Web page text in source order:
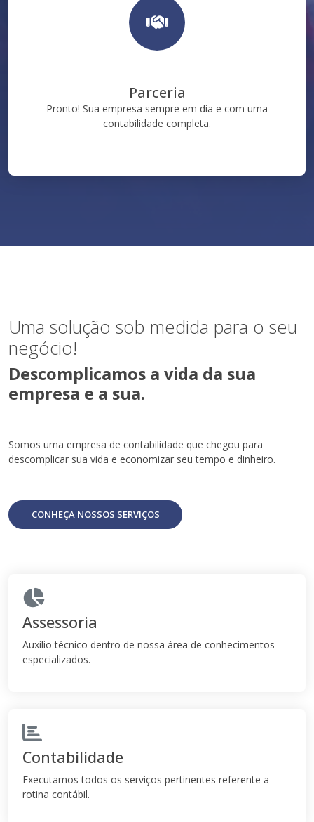
Parceria
Pronto! Sua empresa sempre em dia e com uma
contabilidade completa.
Uma solução sob medida para o seu
negócio!
Descomplicamos a vida da sua
empresa e a sua.
Somos uma empresa de contabilidade que chegou para
descomplicar sua vida e economizar seu tempo e dinheiro.
CONHEÇA NOSSOS SERVIÇOS
Assessoria
Auxílio técnico dentro de nossa área de conhecimentos
especializados.
Contabilidade
Executamos todos os serviços pertinentes referente a
rotina contábil.